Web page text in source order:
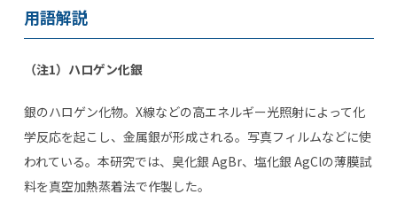
用語解説
（注1）ハロゲン化銀
銀のハロゲン化物。X線などの高エネルギー光照射によって化
学反応を起こし、金属銀が形成される。写真フィルムなどに使
われている。本研究では、臭化銀 AgBr、塩化銀 AgClの薄膜試
料を真空加熱蒸着法で作製した。